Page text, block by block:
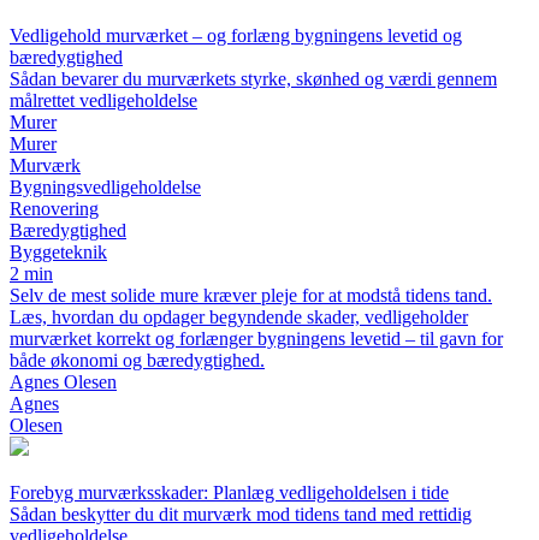
Vedligehold murværket – og forlæng bygningens levetid og
bæredygtighed
Sådan bevarer du murværkets styrke, skønhed og værdi gennem
målrettet vedligeholdelse
Murer
Murer
Murværk
Bygningsvedligeholdelse
Renovering
Bæredygtighed
Byggeteknik
2 min
Selv de mest solide mure kræver pleje for at modstå tidens tand.
Læs, hvordan du opdager begyndende skader, vedligeholder
murværket korrekt og forlænger bygningens levetid – til gavn for
både økonomi og bæredygtighed.
Agnes Olesen
Agnes
Olesen
Forebyg murværksskader: Planlæg vedligeholdelsen i tide
Sådan beskytter du dit murværk mod tidens tand med rettidig
vedligeholdelse